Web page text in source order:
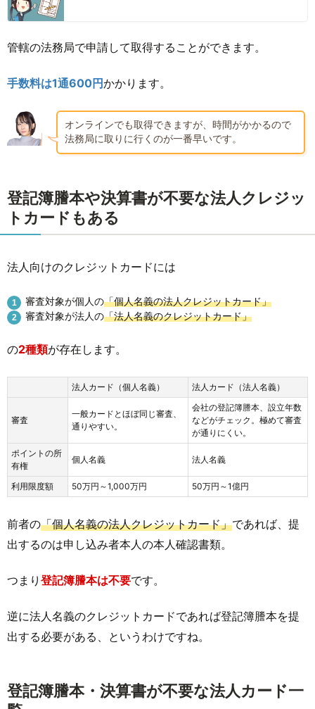
管轄の法務局で申請して取得することができます。
手数料は1通600円かかります。
オンラインでも取得できますが、時間がかかるので
法務局に取りに行くのが一番早いです。
登記簿謄本や決算書が不要な法人クレジッ
トカードもある
法人向けのクレジットカードには
審査対象が個人の「個人名義の法人クレジットカード」
審査対象が法人の「法人名義のクレジットカード」
の2種類が存在します。
法人カード（個人名義） 法人カード（法人名義）
審査
一般カードとほぼ同じ審査、
通りやすい。
会社の登記簿謄本、設立年数
などがチェック。極めて審査
が通りにくい。
ポイントの所
有権
個人名義 法人名義
利用限度額 50万円～1,000万円 50万円～1億円
前者の「個人名義の法人クレジットカード」であれば、提
出するのは申し込み者本人の本人確認書類。
つまり 登記簿謄本は不要です。
逆に法人名義のクレジットカードであれば登記簿謄本を提
出する必要がある、というわけですね。
登記簿謄本・決算書が不要な法人カード一